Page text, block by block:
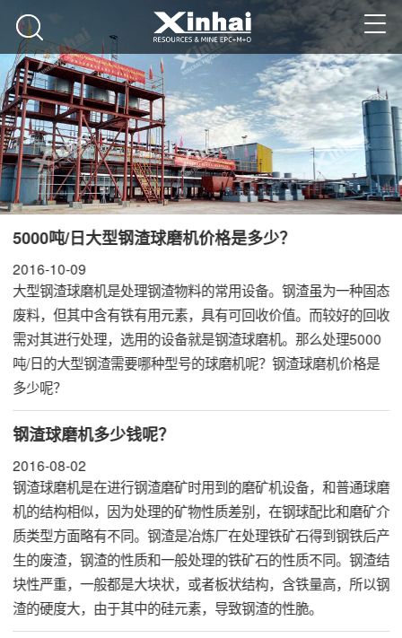
5000吨/日大型钢渣球磨机价格是多少？
2016-10-09
大型钢渣球磨机是处理钢渣物料的常用设备。钢渣虽为一种固态
废料，但其中含有铁有用元素，具有可回收价值。而较好的回收
需对其进行处理，选用的设备就是钢渣球磨机。那么处理5000
吨/日的大型钢渣需要哪种型号的球磨机呢？钢渣球磨机价格是
多少呢？
钢渣球磨机多少钱呢？
2016-08-02
钢渣球磨机是在进行钢渣磨矿时用到的磨矿机设备，和普通球磨
机的结构相似，因为处理的矿物性质差别，在钢球配比和磨矿介
质类型方面略有不同。钢渣是冶炼厂在处理铁矿石得到钢铁后产
生的废渣，钢渣的性质和一般处理的铁矿石的性质不同。钢渣结
块性严重，一般都是大块状，或者板状结构，含铁量高，所以钢
渣的硬度大，由于其中的硅元素，导致钢渣的性脆。